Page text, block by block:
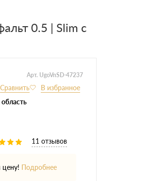
0.5 | Slim с
Арт. UgoVnSD-47237
11 отзывов
Подробнее